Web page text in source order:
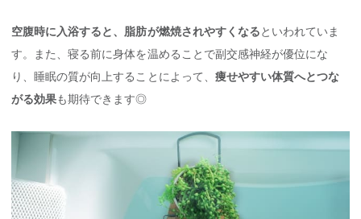
空腹時に入浴すると、脂肪が燃焼されやすくなるといわれていま
す。また、寝る前に身体を温めることで副交感神経が優位にな
り、睡眠の質が向上することによって、 痩せやすい体質へとつな
がる効果も期待できます◎